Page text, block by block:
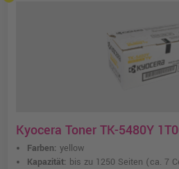
Kyocera Toner TK-5480Y
Farben: yellow
Kapazität: bis zu 1250 Seiten (ca. 7